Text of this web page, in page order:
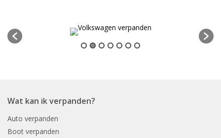
Wat kan ik verpanden?
Auto verpanden
Boot verpanden